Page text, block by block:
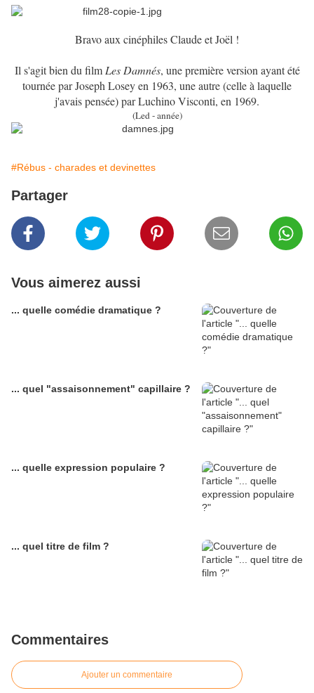
Bravo aux cinéphiles Claude et Joël !
Il s'agit bien du film Les Damnés, une première version ayant été
tournée par Joseph Losey en 1963, une autre (celle à laquelle
j'avais pensée) par Luchino Visconti, en 1969.
(Led - année)
#Rébus - charades et devinettes
Partager
Vous aimerez aussi
... quelle comédie dramatique ?
... quel "assaisonnement" capillaire ?
... quelle expression populaire ?
... quel titre de film ?
Commentaires
Ajouter un commentaire